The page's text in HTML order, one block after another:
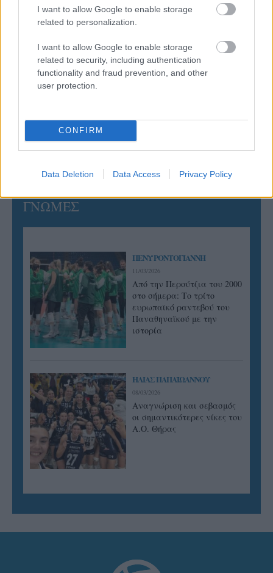
I want to allow Google to enable storage
related to personalization.
I want to allow Google to enable storage
related to security, including authentication
functionality and fraud prevention, and other
user protection.
CONFIRM
Data Deletion Data Access Privacy Policy
Ουρμπίνο
05/08/2026
Προς στρατηγική συνεργασία ΠΑΣΑΠΠ και
Πανεπιστημίου Πατρών
Πρώτο δυνατό τεστ της Εθνικής Γυναικών επί ιταλικού
εδάφους με Σουηδία
ΓΝΩΜΕΣ
ΠΕΝΥ ΡΟΝΤΟΓΙΑΝΝΗ
11/03/2026
Από την Περούτζια του 2000
στο σήμερα: Tο τρίτο
ευρωπαϊκό ραντεβού του
Παναθηναϊκού με την
ιστορία
ΗΛΙΑΣ ΠΑΠΑΪΩΑΝΝΟΥ
08/03/2026
Αναγνώριση και σεβασμός
οι σημαντικότερες νίκες του
Α.Ο. Θήρας